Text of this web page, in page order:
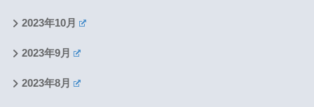
2023年10月
2023年9月
2023年8月